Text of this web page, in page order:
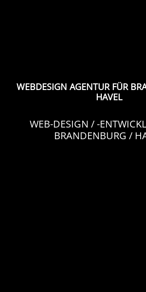
WEBDESIGN AGENTUR FÜR
HAVEL
WEB-DESIGN / -
BRANDENBURG /